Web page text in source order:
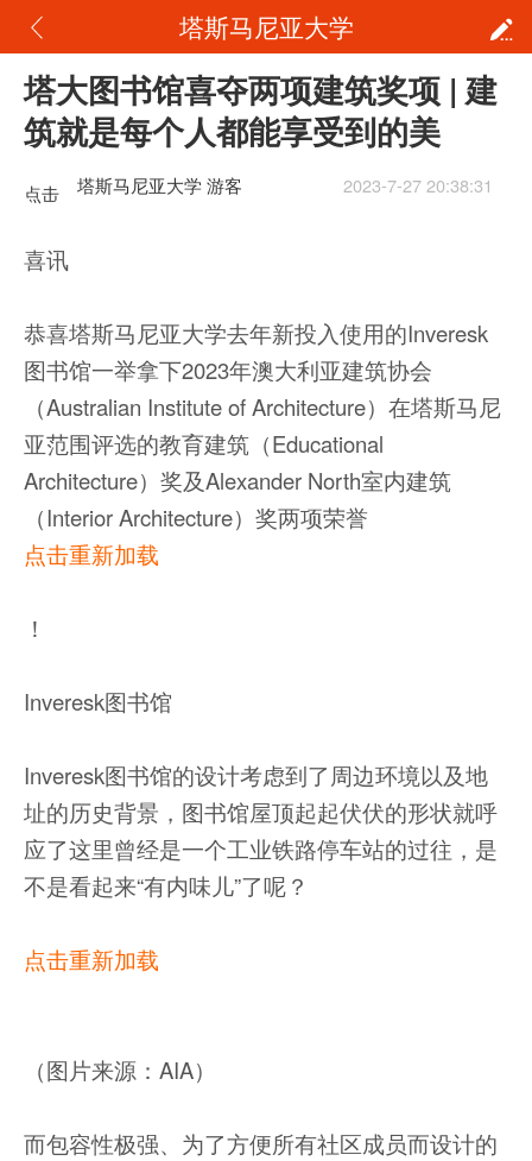
塔斯马尼亚大学
塔大图书馆喜夺两项建筑奖项 | 建
筑就是每个人都能享受到的美
点击
塔斯马尼亚大学 游客 2023-7-27 20:38:31
喜讯
恭喜塔斯马尼亚大学去年新投入使用的Inveresk
图书馆一举拿下2023年澳大利亚建筑协会
（Australian Institute of Architecture）在塔斯马尼
亚范围评选的教育建筑（Educational
Architecture）奖及Alexander North室内建筑
（Interior Architecture）奖两项荣誉
点击重新加载
！
Inveresk图书馆
Inveresk图书馆的设计考虑到了周边环境以及地
址的历史背景，图书馆屋顶起起伏伏的形状就呼
应了这里曾经是一个工业铁路停车站的过往，是
不是看起来“有内味儿”了呢？
点击重新加载
（图片来源：AIA）
而包容性极强、为了方便所有社区成员而设计的